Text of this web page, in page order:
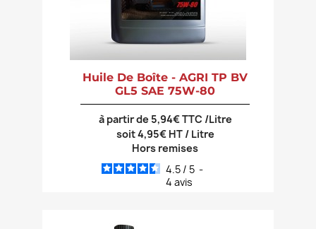
Huile De Boîte - AGRI TP BV
GL5 SAE 75W-80
à partir de 5,94€ TTC /Litre
soit 4,95€ HT / Litre
Hors remises
4.5 / 5 -
4 avis